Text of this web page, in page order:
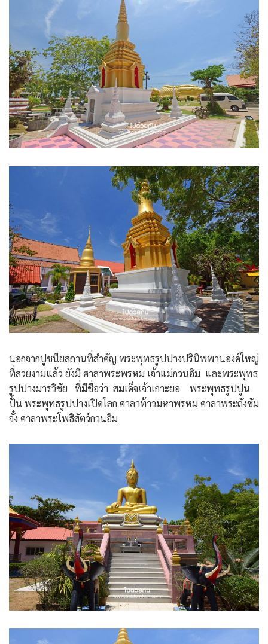
นอกจากปูชนียสถานที่สำคัญ พระพุทธรูปปางปรินิพพานองค์ใหญ่
ที่สวยงามแล้ว ยังมี ศาลาพระพรหม เจ้าแม่กวนอิม และพระพุทธ
รูปปางมารวิชัย ที่มีชื่อว่า สมเด็จเจ้าเกาะยอ พระพุทธรูปปูน
ปั้น พระพุทธรูปปางเปิดโลก ศาลาท้าวมหาพรหม ศาลาพระถังซัม
จั๋ง ศาลาพระโพธิสัตว์กวนอิม